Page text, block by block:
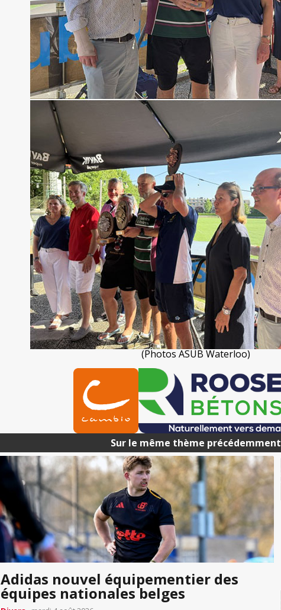
(Photos ASUB Waterloo)
Sur le même thème précédemment
Adidas nouvel équipementier des
équipes nationales belges